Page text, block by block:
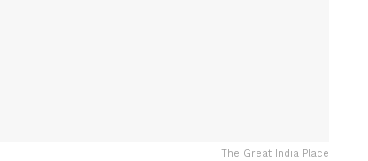
The Great India Place